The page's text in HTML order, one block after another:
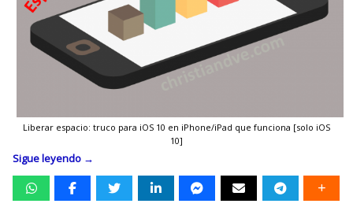
Liberar espacio: truco para iOS 10 en iPhone/iPad que funciona [solo iOS
10]
Sigue leyendo →